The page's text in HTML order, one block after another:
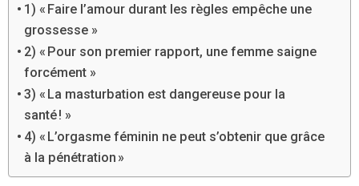
1) « Faire l’amour durant les règles empêche une
grossesse »
2) « Pour son premier rapport, une femme saigne
forcément »
3) « La masturbation est dangereuse pour la
santé ! »
4) « L’orgasme féminin ne peut s’obtenir que grâce
à la pénétration »